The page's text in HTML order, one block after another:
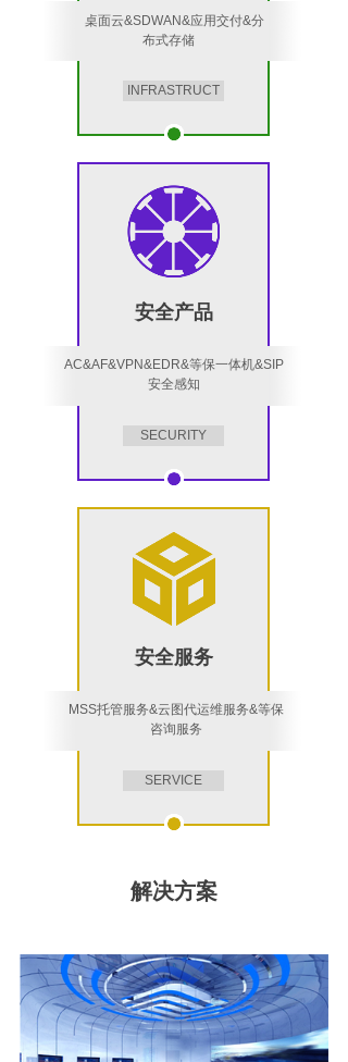
桌面云&SDWAN&应用交付&分
布式存储
INFRASTRUCT
安全产品
AC&AF&VPN&EDR&等保一体机&SIP
安全感知
SECURITY
安全服务
MSS托管服务&云图代运维服务&等保
咨询服务
SERVICE
解决方案